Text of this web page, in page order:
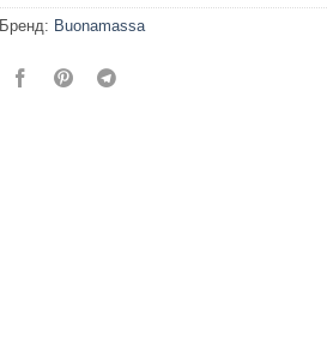
Бренд: Buonamassa